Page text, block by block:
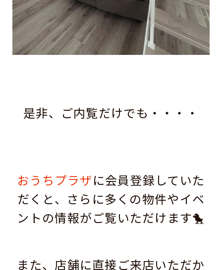
是非、ご内覧だけでも・・・・
おうちプラザに会員登録していた
だくと、さらに多くの物件やイベ
ントの情報がご覧いただけます🐤
また、店舗に直接ご来店いただか